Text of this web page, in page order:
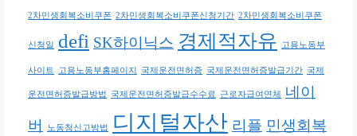
2차민생회복소비쿠폰 2차민생회복소비쿠폰신청기간 2차민생회복소비쿠폰
신청일 defi SK하이닉스 경제적자유 고용노동부
사이트 고용노동부홈페이지 국제운전면허증 국제운전면허증발급기간 국제
운전면허증발급방법 국제운전면허증발급수수료 근로자급여연체
네이
버
노동청신고방법 디지털자산 리플 민생회복